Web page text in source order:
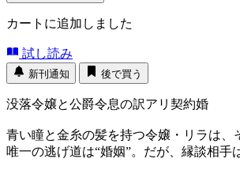
カートに追加しました
試し読み
新刊通知 後で買う
没落令嬢と公爵令息の訳アリ契約婚
青い瞳と金糸の髪を持つ令嬢・リラは、
唯一の逃げ道は“婚姻”。だが、縁談相手